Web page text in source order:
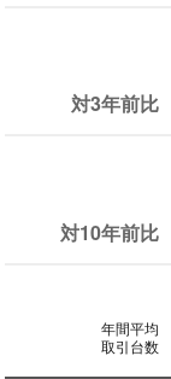
対3年前比
対10年前比
年間平均
取引台数